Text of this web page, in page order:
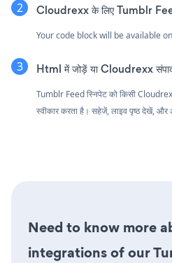
Cloudrexx के लिए Tumblr Feed
Your code block will be available
Html में जोड़ें या Cloudrexx
Tumblr Feed स्निपेट को किसी
स्वीकार करता है। सहेजें, लाइव पृष्ठ देखें,
Need to know more
integrations of our